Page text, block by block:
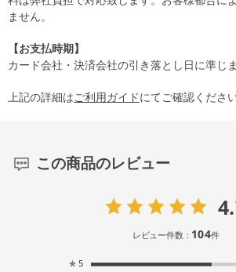
ません。
【お支払時期】
カード会社・決済会社の引き落とし日に準じま
上記の詳細はご利用ガイドにてご確認ください
この商品のレビュー
レビュー件数： 104件
★ 5